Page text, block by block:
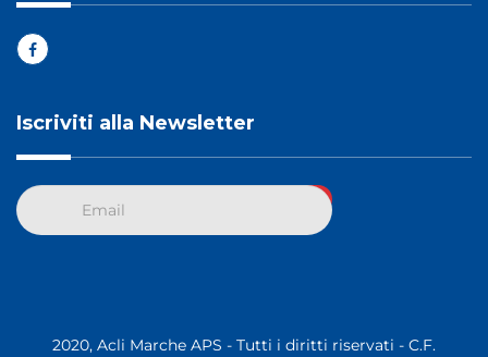
Iscriviti alla Newsletter
2020, Acli Marche APS - Tutti i diritti riservati - C.F.